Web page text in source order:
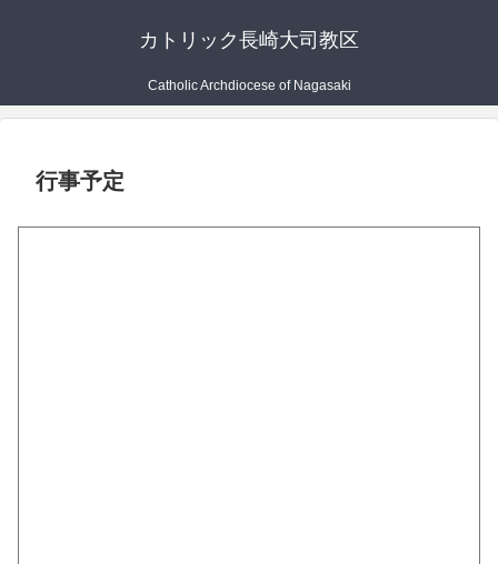
カトリック長崎大司教区
Catholic Archdiocese of Nagasaki
行事予定